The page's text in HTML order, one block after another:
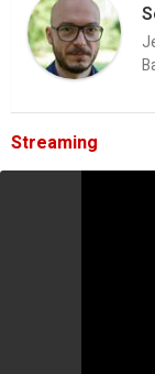
Streaming